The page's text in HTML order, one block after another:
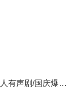
【国庆钜献】奇幻魔法师/多人有声剧/国庆爆更七天乐